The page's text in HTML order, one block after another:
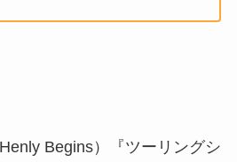
Begins）『ツーリングシ